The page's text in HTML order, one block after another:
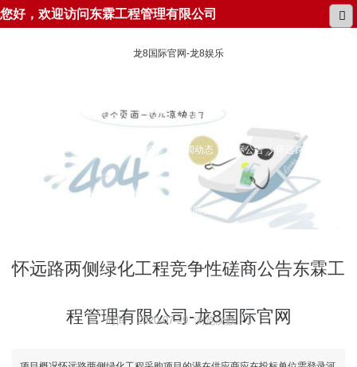
您好，欢迎访问东霖工程管理有限公司
龙8国际官网-龙8娱乐
所在位置： 龙8国际官网-龙8娱乐 新闻动态 招标公告 怀远路两侧绿化
工程竞争性磋商公告
怀远路两侧绿化工程竞争性磋商公告东霖工
程管理有限公司-龙8国际官网
时间：2020-07-29 浏览次数：1